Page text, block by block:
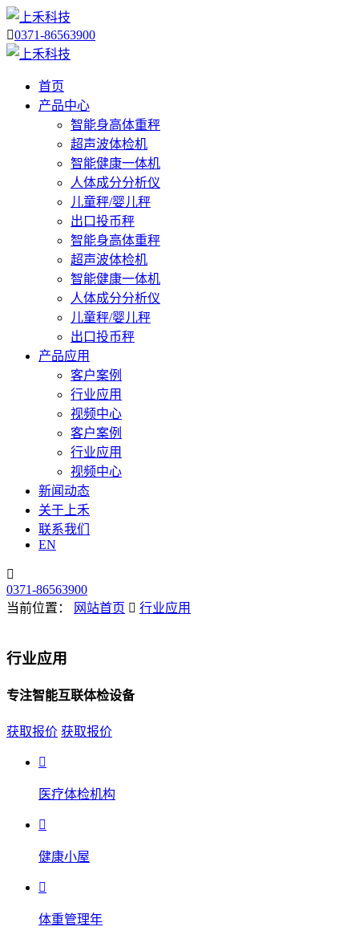
0371-86563900
首页
产品中心
智能身高体重秤
超声波体检机
智能健康一体机
人体成分分析仪
儿童秤/婴儿秤
出口投币秤
智能身高体重秤
超声波体检机
智能健康一体机
人体成分分析仪
儿童秤/婴儿秤
出口投币秤
产品应用
客户案例
行业应用
视频中心
客户案例
行业应用
视频中心
新闻动态
关于上禾
联系我们
EN

0371-86563900
当前位置：
网站首页  行业应用
行业应用
专注智能互联体检设备
获取报价 获取报价

医疗体检机构

健康小屋

体重管理年